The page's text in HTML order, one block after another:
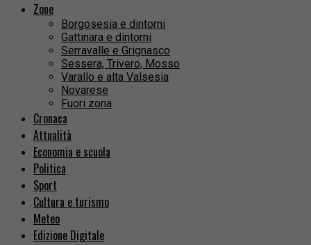
Zone
Borgosesia e dintorni
Gattinara e dintorni
Serravalle e Grignasco
Sessera, Trivero, Mosso
Varallo e alta Valsesia
Novarese
Fuori zona
Cronaca
Attualità
Economia e scuola
Politica
Sport
Cultura e turismo
Meteo
Edizione Digitale